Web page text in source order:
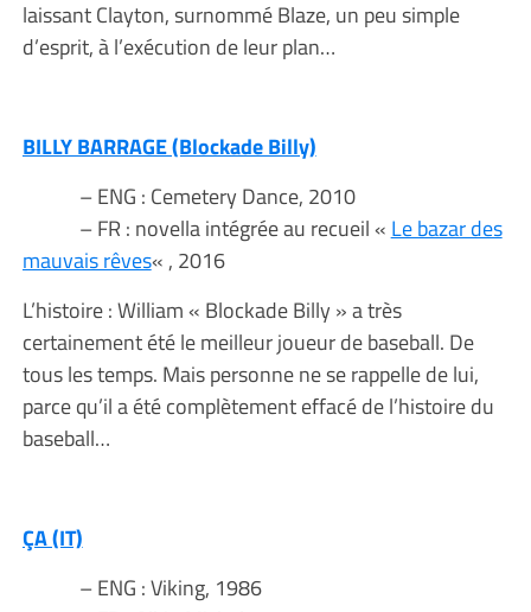
laissant Clayton, surnommé Blaze, un peu simple
d’esprit, à l’exécution de leur plan…
BILLY BARRAGE (Blockade Billy)
– ENG : Cemetery Dance, 2010
– FR : novella intégrée au recueil « Le bazar des
mauvais rêves« , 2016
L’histoire : William « Blockade Billy » a très
certainement été le meilleur joueur de baseball. De
tous les temps. Mais personne ne se rappelle de lui,
parce qu’il a été complètement effacé de l’histoire du
baseball…
ÇA (IT)
– ENG : Viking, 1986